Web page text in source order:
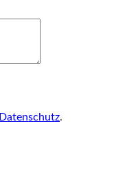
Datenschutz.